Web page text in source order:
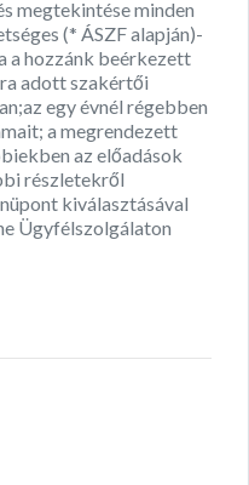
megtekintése minden
(* ÁSZF alapján)-
a hozzánk beérkezett
adott szakértői
egy évnél régebben
a megrendezett
az előadások
részletekről
kiválasztásával
Ügyfélszolgálaton